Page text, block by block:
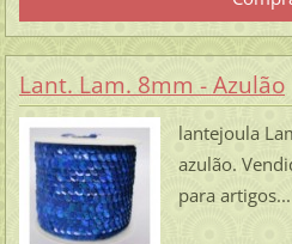
Lant. Lam. 8mm - Azulão
lantejoula
azulão.
para artigos...